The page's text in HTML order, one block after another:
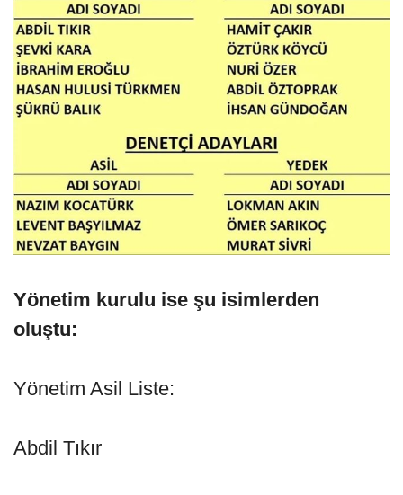
Yönetim kurulu ise şu isimlerden
oluştu:
Yönetim Asil Liste:
Abdil Tıkır